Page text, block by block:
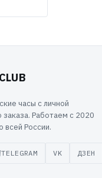
часы с личной
Работаем с 2020
всей России.
TELEGRAM VK ДЗЕН